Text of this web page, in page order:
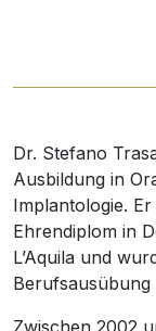
Dr. Stefano
Ausbildung in
Implantologie.
Ehrendiplom in
L’Aquila und
Berufsausübung
Zwischen 2002